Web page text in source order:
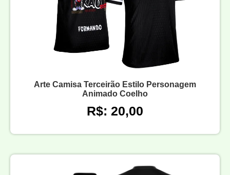
Arte Camisa Terceirão Estilo Personagem
Animado Coelho
R$: 20,00